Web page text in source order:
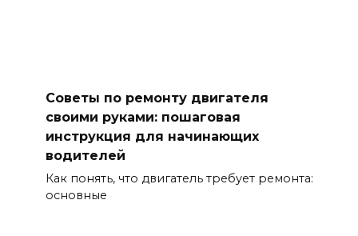
Советы по ремонту двигателя
своими руками: пошаговая
инструкция для начинающих
водителей
Как понять, что двигатель требует ремонта:
основные